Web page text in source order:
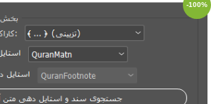
-100%